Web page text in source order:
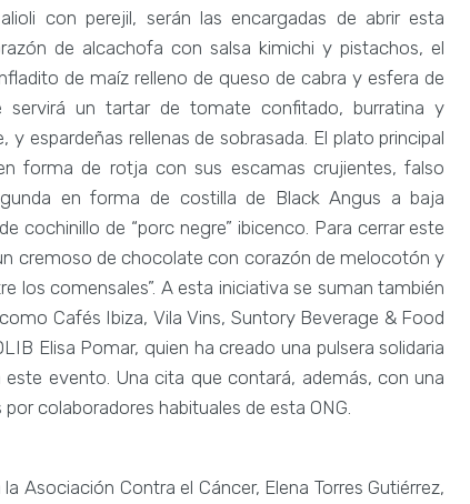
con perejil, serán las encargadas de abrir esta
de alcachofa con salsa kimichi y pistachos, el
de maíz relleno de queso de cabra y esfera de
un tartar de tomate confitado, burratina y
espardeñas rellenas de sobrasada. El plato principal
forma de rotja con sus escamas crujientes, falso
en forma de costilla de Black Angus a baja
cochinillo de “porc negre” ibicenco. Para cerrar este
cremoso de chocolate con corazón de melocotón y
los comensales”. A esta iniciativa se suman también
Cafés Ibiza, Vila Vins, Suntory Beverage & Food
Elisa Pomar, quien ha creado una pulsera solidaria
evento. Una cita que contará, además, con una
colaboradores habituales de esta ONG.
Asociación Contra el Cáncer, Elena Torres Gutiérrez,